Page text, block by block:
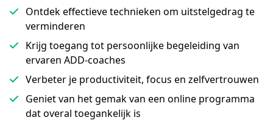
Ontdek effectieve technieken om uitstelgedrag te
verminderen
Krijg toegang tot persoonlijke begeleiding van
ervaren ADD-coaches
Verbeter je productiviteit, focus en zelfvertrouwen
Geniet van het gemak van een online programma
dat overal toegankelijk is